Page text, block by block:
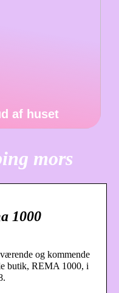
af huset
mors
1000
og kommende
butik, REMA 1000, i